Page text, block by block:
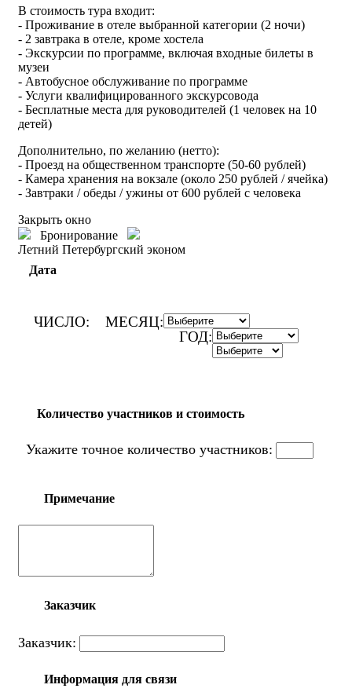
В стоимость тура входит:
- Проживание в отеле выбранной категории (2 ночи)
- 2 завтрака в отеле, кроме хостела
- Экскурсии по программе, включая входные билеты в
музеи
- Автобусное обслуживание по программе
- Услуги квалифицированного экскурсовода
- Бесплатные места для руководителей (1 человек на 10
детей)
Дополнительно, по желанию (нетто):
- Проезд на общественном транспорте (50-60 рублей)
- Камера хранения на вокзале (около 250 рублей / ячейка)
- Завтраки / обеды / ужины от 600 рублей с человека
Закрыть окно
Бронирование
Летний Петербургский эконом
Дата
ЧИСЛО:
МЕСЯЦ:
ГОД:
Количество участников и стоимость
Укажите точное количество участников:
Примечание
Заказчик
Заказчик:
Информация для связи